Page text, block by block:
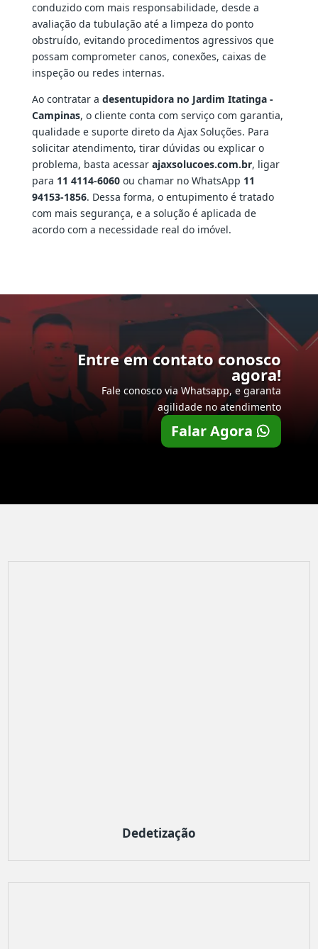
conduzido com mais responsabilidade, desde a
avaliação da tubulação até a limpeza do ponto
obstruído, evitando procedimentos agressivos que
possam comprometer canos, conexões, caixas de
inspeção ou redes internas.
Ao contratar a desentupidora no Jardim Itatinga -
Campinas, o cliente conta com serviço com garantia,
qualidade e suporte direto da Ajax Soluções. Para
solicitar atendimento, tirar dúvidas ou explicar o
problema, basta acessar ajaxsolucoes.com.br, ligar
para 11 4114-6060ou chamar no WhatsApp 11
94153-1856. Dessa forma, o entupimento é tratado
com mais segurança, e a solução é aplicada de
acordo com a necessidade real do imóvel.
Entre em contato conosco
agora!
Fale conosco via Whatsapp, e garanta
agilidade no atendimento
Falar Agora
Dedetização